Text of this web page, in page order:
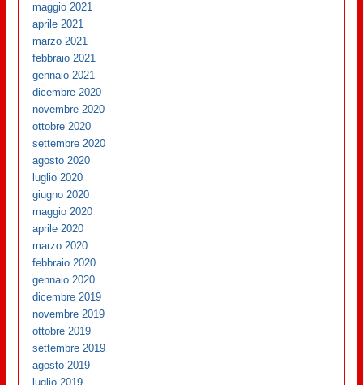
maggio 2021
aprile 2021
marzo 2021
febbraio 2021
gennaio 2021
dicembre 2020
novembre 2020
ottobre 2020
settembre 2020
agosto 2020
luglio 2020
giugno 2020
maggio 2020
aprile 2020
marzo 2020
febbraio 2020
gennaio 2020
dicembre 2019
novembre 2019
ottobre 2019
settembre 2019
agosto 2019
luglio 2019